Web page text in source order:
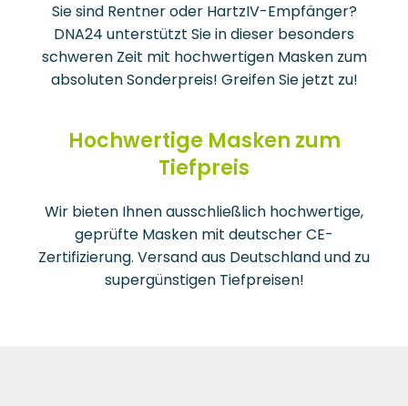
Sie sind Rentner oder HartzIV-Empfänger?
DNA24 unterstützt Sie in dieser besonders
schweren Zeit mit hochwertigen Masken zum
absoluten Sonderpreis! Greifen Sie jetzt zu!
Hochwertige Masken zum
Tiefpreis
Wir bieten Ihnen ausschließlich hochwertige,
geprüfte Masken mit deutscher CE-
Zertifizierung. Versand aus Deutschland und zu
supergünstigen Tiefpreisen!